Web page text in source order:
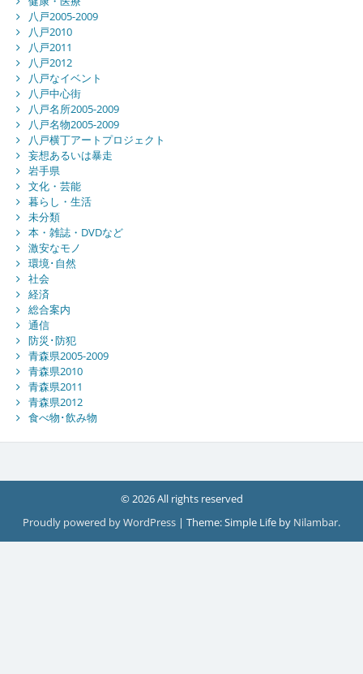
八戸2005-2009
八戸2010
八戸2011
八戸2012
八戸なイベント
八戸中心街
八戸名所2005-2009
八戸名物2005-2009
八戸横丁アートプロジェクト
妄想あるいは暴走
岩手県
文化・芸能
暮らし・生活
未分類
本・雑誌・DVDなど
激安なモノ
環境･自然
社会
経済
総合案内
通信
防災･防犯
青森県2005-2009
青森県2010
青森県2011
青森県2012
食べ物･飲み物
© 2026 All rights reserved
Proudly powered by WordPress | Theme: Simple Life by Nilambar.